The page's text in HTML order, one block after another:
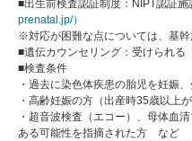
■出生前検査認証制度：NIPT認証施
prenatal.jp/）
※対応が困難な点については、基幹
■遺伝カウンセリング：受けられる
■検査条件
・過去に染色体疾患の胎児を妊娠
・高齢妊娠の方（出産時35歳以上が
・超音波検査（エコー）、母体血
ある可能性を指摘された方 など